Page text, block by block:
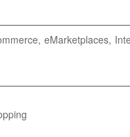
eMarketplaces,